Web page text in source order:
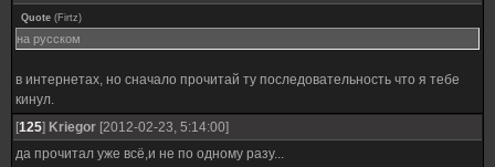
Quote (Firtz)
на русском
в интернетах, но сначало прочитай ту последовательность что я тебе
кинул.
[125] Kriegor [2012-02-23, 5:14:00]
да прочитал уже всё,и не по одному разу...